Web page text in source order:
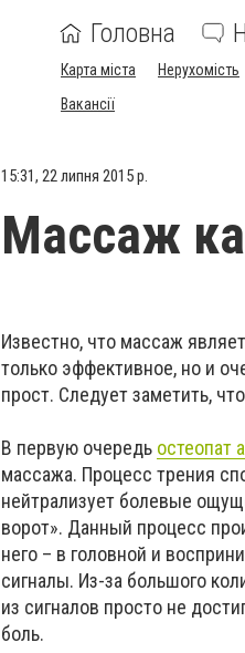
Головна
Карта міста Нерухомість
Вакансії
15:31, 22 липня 2015 р.
Массаж
Известно, что массаж
только эффективное, но и
прост. Следует заметить,
В первую очередь остеопат
массажа. Процесс трения
нейтрализует болевые
ворот». Данный процесс
него – в головной и
сигналы. Из-за большого
из сигналов просто не
боль.